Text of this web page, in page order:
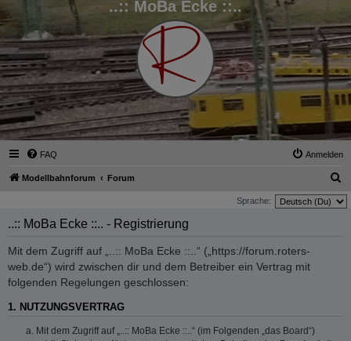
..:: MoBa Ecke ::..
FAQ Anmelden
Modellbahnforum Forum
u
Sprache:
..:: MoBa Ecke ::.. - Registrierung
Mit dem Zugriff auf „..:: MoBa Ecke ::..“ („https://forum.roters-
web.de“) wird zwischen dir und dem Betreiber ein Vertrag mit
folgenden Regelungen geschlossen:
1. NUTZUNGSVERTRAG
Mit dem Zugriff auf „..:: MoBa Ecke ::..“ (im Folgenden „das Board“)